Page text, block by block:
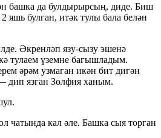
башка да булдырырсың, диде. Биш
булган, итәк тулы бала белән
Əкренләп язу-сызу эшенә
тулаем үземне багышладым.
әрәм узмаган икән бит дигән
дип язган Зөлфия ханым.
чатында кал әле. Башка сыя торган